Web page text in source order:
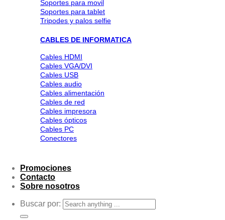
Soportes para movil
Soportes para tablet
Tripodes y palos selfie
CABLES DE INFORMATICA
Cables HDMI
Cables VGA/DVI
Cables USB
Cables audio
Cables alimentación
Cables de red
Cables impresora
Cables ópticos
Cables PC
Conectores
Promociones
Contacto
Sobre nosotros
Buscar por: